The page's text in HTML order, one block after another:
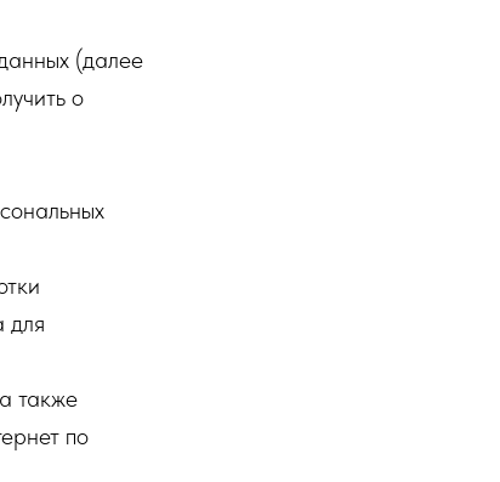
(далее
о
для
также
по